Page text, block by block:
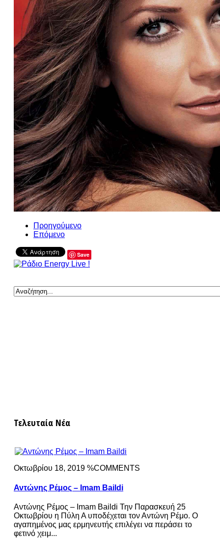
Προηγούμενο
Επόμενο
Save
Τελευταία Νέα
Οκτωβρίου 18, 2019 %COMMENTS
Αντώνης Ρέμος – Imam Baildi
Αντώνης Ρέμος – Imam Baildi Την Παρασκευή 25
Οκτωβρίου η Πύλη Α υποδέχεται τον Αντώνη Ρέμο. Ο
αγαπημένος μας ερμηνευτής επιλέγει να περάσει το
φετινό χειμ...